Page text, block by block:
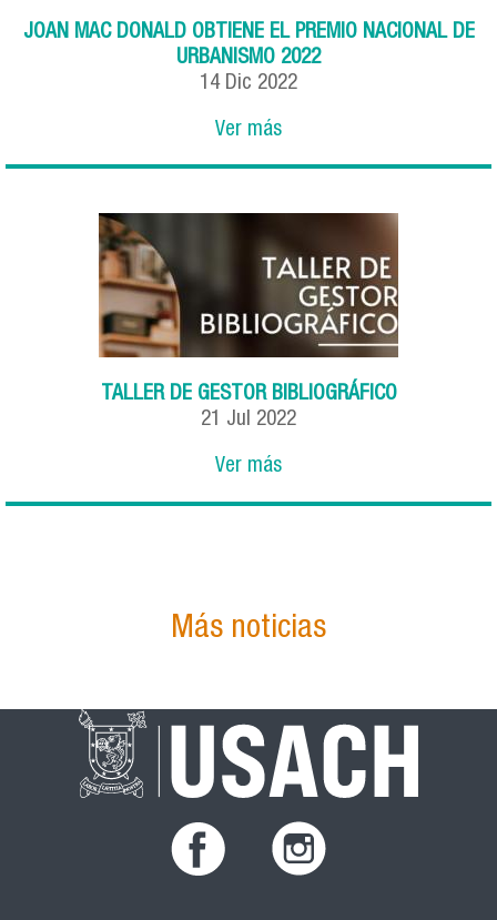
JOAN MAC DONALD OBTIENE EL PREMIO NACIONAL DE
URBANISMO 2022
14 Dic 2022
Ver más
TALLER DE GESTOR BIBLIOGRÁFICO
21 Jul 2022
Ver más
Más noticias